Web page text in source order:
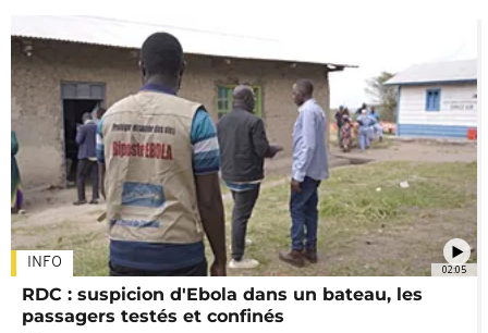
02:05
INFO
RDC : suspicion d'Ebola dans un bateau, les
passagers testés et confinés